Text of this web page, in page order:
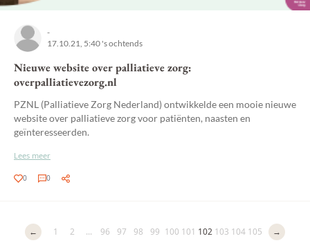
-
17.10.21, 5:40 's ochtends
Nieuwe website over palliatieve zorg:
overpalliatievezorg.nl
PZNL (Palliatieve Zorg Nederland) ontwikkelde een mooie nieuwe
website over palliatieve zorg voor patiënten, naasten en
geïnteresseerden.
Lees meer
0 0
← 1 2 ... 96 97 98 99 100 101 102 103 104 105 →